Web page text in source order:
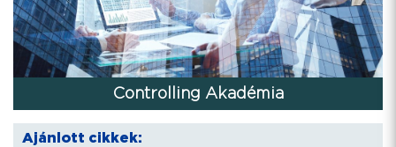
Controlling Akadémia
Ajánlott cikkek: